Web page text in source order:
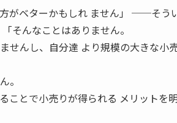
がベターかもしれ ません」 ──そう
そんなことはありません。
せんし、自分達 より規模の大きな小
。
ことで小売りが得られる メリットを